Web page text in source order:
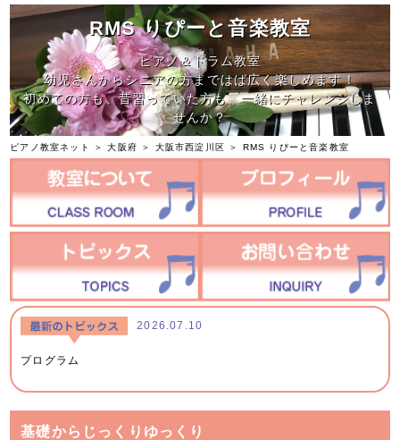
RMS りぴーと音楽教室
ピアノ＆ドラム教室
幼児さんからシニアの方まではば広く楽しめます！
初めての方も、昔習っていた方も、一緒にチャレンジしま
せんか？
ピアノ教室ネット ＞大阪府 ＞ 大阪市西淀川区 ＞ RMS りぴーと音楽教室
2026.07.10
プログラム
基礎からじっくりゆっくり